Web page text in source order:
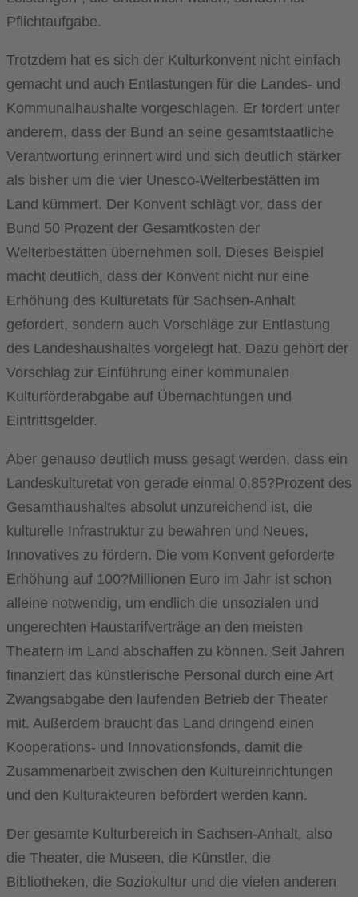
Pflichtaufgabe.
Trotzdem hat es sich der Kulturkonvent nicht einfach
gemacht und auch Entlastungen für die Landes- und
Kommunalhaushalte vorgeschlagen. Er fordert unter
anderem, dass der Bund an seine gesamtstaatliche
Verantwortung erinnert wird und sich deutlich stärker
als bisher um die vier Unesco-Welterbestätten im
Land kümmert. Der Konvent schlägt vor, dass der
Bund 50 Prozent der Gesamtkosten der
Welterbestätten übernehmen soll. Dieses Beispiel
macht deutlich, dass der Konvent nicht nur eine
Erhöhung des Kulturetats für Sachsen-Anhalt
gefordert, sondern auch Vorschläge zur Entlastung
des Landeshaushaltes vorgelegt hat. Dazu gehört der
Vorschlag zur Einführung einer kommunalen
Kulturförderabgabe auf Übernachtungen und
Eintrittsgelder.
Aber genauso deutlich muss gesagt werden, dass ein
Landeskulturetat von gerade einmal 0,85?Prozent des
Gesamthaushaltes absolut unzureichend ist, die
kulturelle Infrastruktur zu bewahren und Neues,
Innovatives zu fördern. Die vom Konvent geforderte
Erhöhung auf 100?Millionen Euro im Jahr ist schon
alleine notwendig, um endlich die unsozialen und
ungerechten Haustarifverträge an den meisten
Theatern im Land abschaffen zu können. Seit Jahren
finanziert das künstlerische Personal durch eine Art
Zwangsabgabe den laufenden Betrieb der Theater
mit. Außerdem braucht das Land dringend einen
Kooperations- und Innovationsfonds, damit die
Zusammenarbeit zwischen den Kultureinrichtungen
und den Kulturakteuren befördert werden kann.
Der gesamte Kulturbereich in Sachsen-Anhalt, also
die Theater, die Museen, die Künstler, die
Bibliotheken, die Soziokultur und die vielen anderen